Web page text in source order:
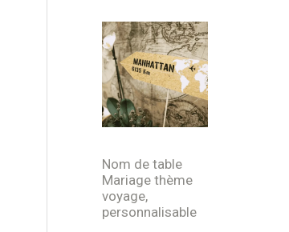
Nom de table
Mariage thème
voyage,
personnalisable